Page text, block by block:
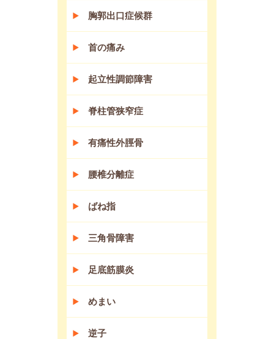
胸郭出口症候群
首の痛み
起立性調節障害
脊柱管狭窄症
有痛性外脛骨
腰椎分離症
ばね指
三角骨障害
足底筋膜炎
めまい
逆子